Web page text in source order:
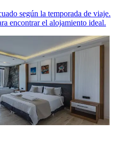
según la temporada de viaje.
encontrar el alojamiento ideal.